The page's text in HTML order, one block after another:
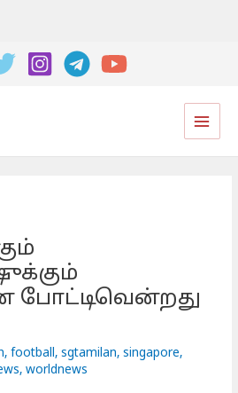
Main
போட்டிவென்றது
,football,sgtamilan,singapore,
,worldnews